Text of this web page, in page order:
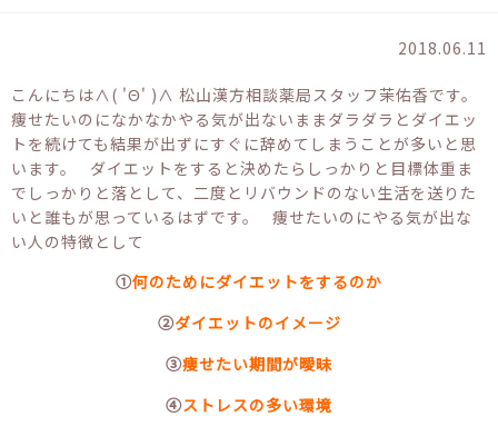
2018.06.11
こんにちは∧( 'Θ' )∧ 松山漢方相談薬局スタッフ茉佑香です。
痩せたいのになかなかやる気が出ないままダラダラとダイエッ
トを続けても結果が出ずにすぐに辞めてしまうことが多いと思
います。 ダイエットをすると決めたらしっかりと目標体重ま
でしっかりと落として、二度とリバウンドのない生活を送りた
いと誰もが思っているはずです。 痩せたいのにやる気が出な
い人の特徴として
①何のためにダイエットをするのか
②ダイエットのイメージ
③痩せたい期間が曖昧
④ストレスの多い環境